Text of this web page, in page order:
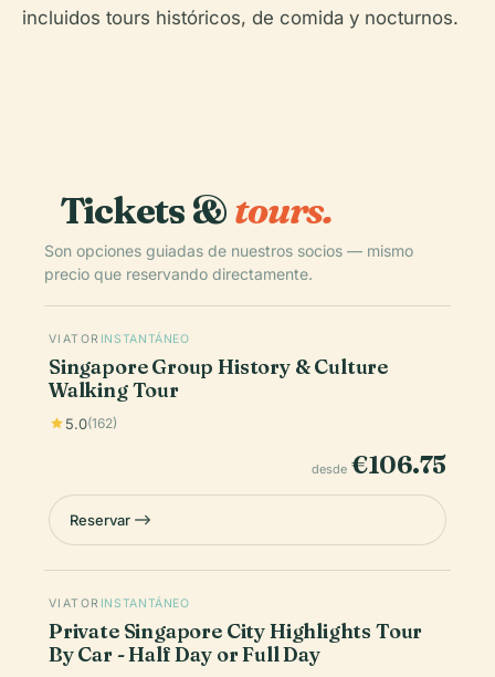
incluidos tours históricos, de comida y nocturnos.
Tickets &tours.
Son opciones guiadas de nuestros socios — mismo
precio que reservando directamente.
VIATOR INSTANTÁNEO
Singapore Group History & Culture
Walking Tour
5.0(162)
desde €106.75
Reservar
VIATOR INSTANTÁNEO
Private Singapore City Highlights Tour
By Car - Half Day or Full Day